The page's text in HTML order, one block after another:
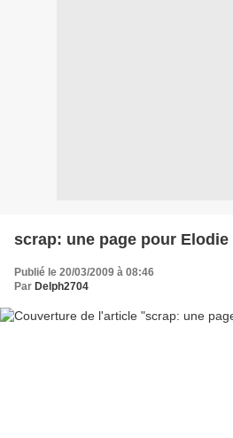
scrap: une page pour Elodie
Publié le 20/03/2009 à 08:46
Par Delph2704